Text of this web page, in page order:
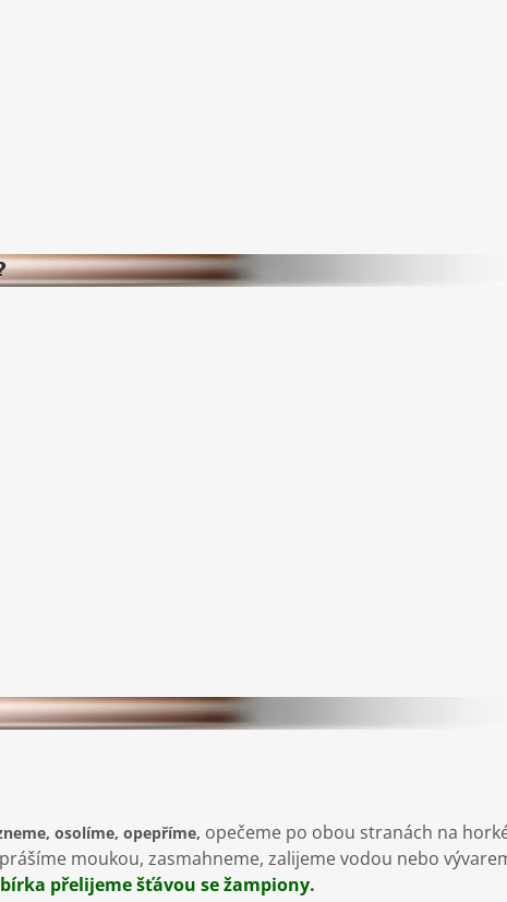
osolíme, opepříme, opečeme po obou stranách na
moukou, zasmahneme, zalijeme vodou nebo
přelijeme šťávou se žampiony.